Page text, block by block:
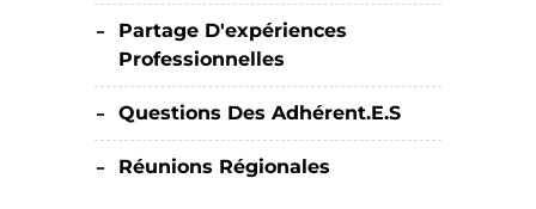
Partage D'expériences
Professionnelles
Questions Des Adhérent.e.s
Réunions Régionales